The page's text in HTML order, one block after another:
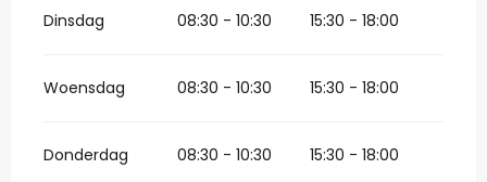
Dinsdag 08:30 - 10:30 15:30 - 18:00
Woensdag 08:30 - 10:30 15:30 - 18:00
Donderdag 08:30 - 10:30 15:30 - 18:00